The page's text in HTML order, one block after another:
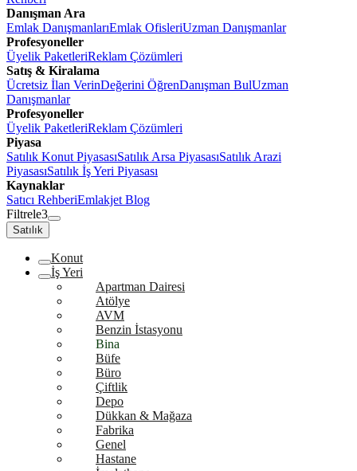
Danışman Ara
Emlak DanışmanlarıEmlak OfisleriUzman Danışmanlar
Profesyoneller
Üyelik PaketleriReklam Çözümleri
Satış & Kiralama
Ücretsiz İlan VerinDeğerini ÖğrenDanışman BulUzman
Danışmanlar
Profesyoneller
Üyelik PaketleriReklam Çözümleri
Piyasa
Satılık Konut PiyasasıSatılık Arsa PiyasasıSatılık Arazi
PiyasasıSatılık İş Yeri Piyasası
Kaynaklar
Satıcı RehberiEmlakjet Blog
Filtrele3
Satılık
Konut
İş Yeri
Apartman Dairesi
Atölye
AVM
Benzin İstasyonu
Bina
Büfe
Büro
Çiftlik
Depo
Dükkan & Mağaza
Fabrika
Genel
Hastane